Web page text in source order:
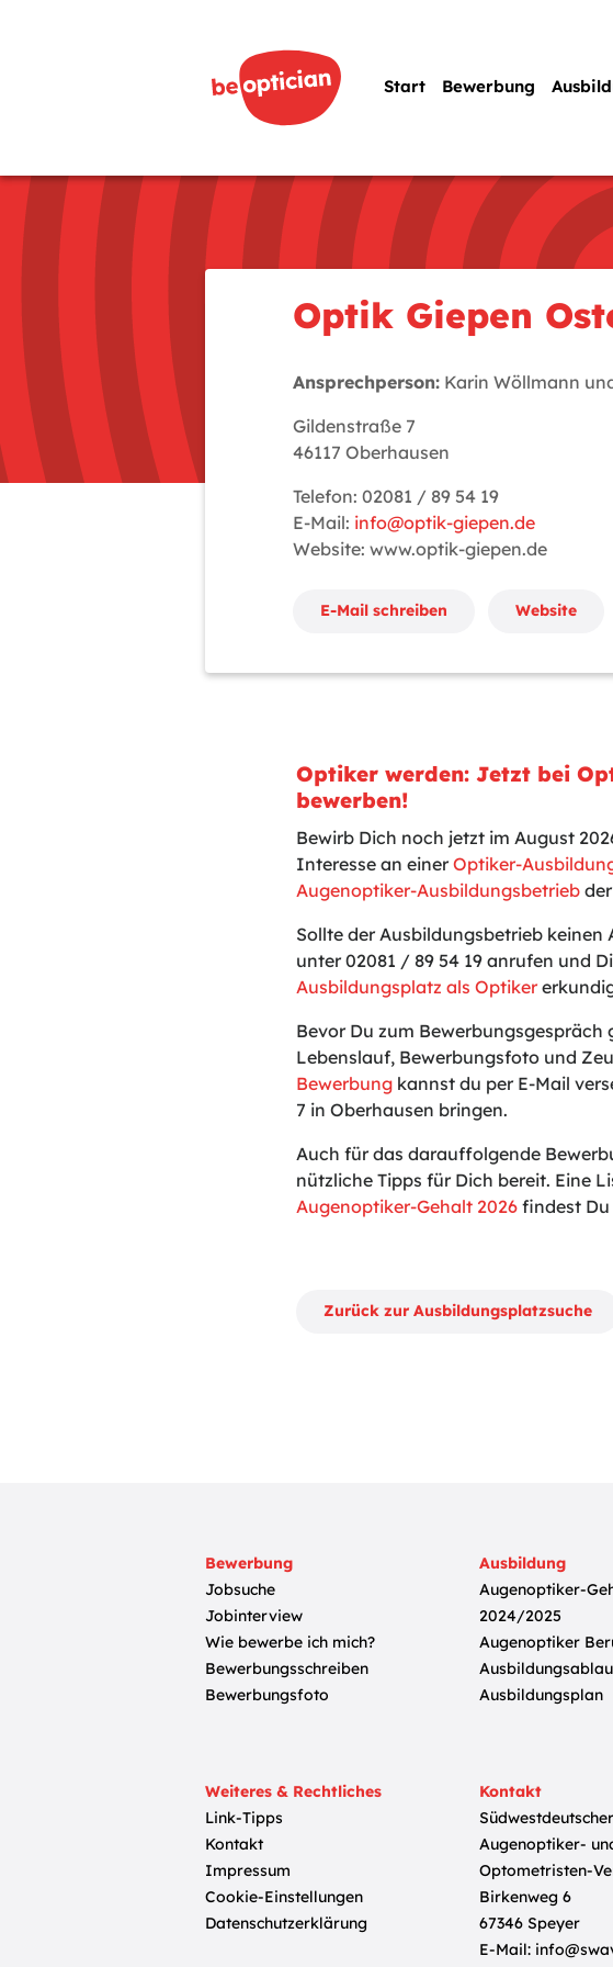
Start Bewerbung
Optik Giepen
Ansprechperson: Karin Wöllmann
Gildenstraße 7
46117 Oberhausen
Telefon: 02081 / 89 54 19
E-Mail: info@optik-giepen.de
Website: www.optik-giepen.de
E-Mail schreiben Website
Optiker werden: Jetzt bei
bewerben!
Bewirb Dich noch jetzt im August
Interesse an einerOptiker-
Augenoptiker-Ausbildungsbetrieb
Sollte der Ausbildungsbetrieb
unter 02081 / 89 54 19 anrufen und
Ausbildungsplatz als Optiker
Bevor Du zum
Lebenslauf, Bewerbungsfoto und
Bewerbung kannst du per E-Mail
7 in Oberhausen bringen.
Auch für das darauffolgende
nützliche Tipps für Dich bereit. Eine
Augenoptiker-Gehalt 2026 findest Du
Zurück zur Ausbildungsplatzsuche
Bewerbung
Jobsuche
Jobinterview
Wie bewerbe ich mich?
Bewerbungsschreiben
Bewerbungsfoto
Ausbildung
Augenoptiker-
2024/2025
Augenoptiker
Ausbildungsplan
Weiteres & Rechtliches
Link-Tipps
Kontakt
Impressum
Cookie-Einstellungen
Datenschutzerklärung
Kontakt
Südwestdeutscher
Augenoptiker-
Optometristen-
Birkenweg 6
67346 Speyer
E-Mail: